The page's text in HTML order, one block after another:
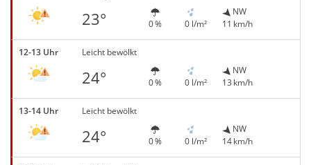
23° 0 % 0 l/m²
NW
11 km/h
12-13 Uhr Leicht bewölkt
24° 0 % 0 l/m²
NW
13 km/h
13-14 Uhr Leicht bewölkt
24° 0 % 0 l/m²
NW
14 km/h